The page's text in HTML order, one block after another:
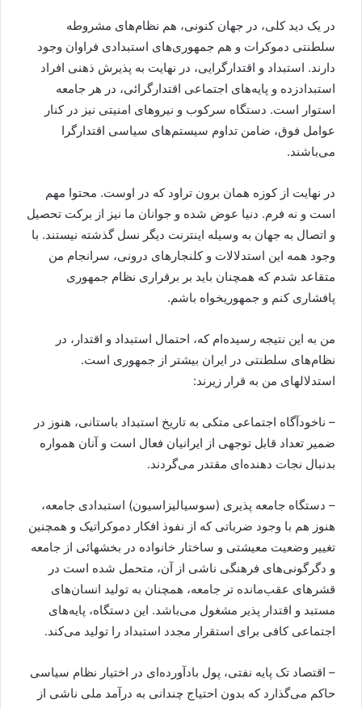
در یک دید کلی، در جهان کنونی، هم نظام‌های مشروطه
سلطنتی دموکرات و هم جمهوری‌های استبدادی فراوان وجود
دارند. استبداد و اقتدارگرایی، در نهایت به پذیرش ذهنی افراد
استبدادزده و پایه‌های اجتماعی اقتدارگرائی، در هر جامعه
استوار است. دستگاه سرکوب و نیروهای امنیتی نیز در کنار
عوامل فوق، ضامن تداوم سیستم‌های سیاسی اقتدارگرا
می‌باشند.
در نهایت از کوزه همان برون تراود که در اوست. محتوا مهم
است و نه فرم. دنیا عوض شده و جوانان ما نیز از برکت تحصیل
و اتصال به جهان به وسیله اینترنت دیگر نسل گذشته نیستند. با
وجود همه این استدلالات و کلنجارهای درونی، سرانجام من
متقاعد شدم که همچنان باید بر برقراری نظام جمهوری
پافشاری کنم و جمهوریخواه باشم.
من به این نتیجه رسیده‌ام که، احتمال استبداد و اقتدار، در
نظام‌های سلطنتی در ایران بیشتر از جمهوری است.
استدلالهای من به قرار زیرند:
– ناخودآگاه اجتماعی متکی به تاریخ استبداد باستانی، هنوز در
ضمیر تعداد قابل توجهی از ایرانیان فعال است و آنان همواره
بدنبال نجات دهنده‌ای مقتدر می‌گردند.
– دستگاه جامعه پذیری (سوسیالیزاسیون) استبدادی جامعه،
هنوز هم با وجود ضرباتی که از نفوذ افکار دموکراتیک و همچنین
تغییر وضعیت معیشتی و ساختار خانواده در بخشهائی از جامعه
و دگرگونی‌های فرهنگی ناشی از آن، متحمل شده است در
قشرهای عقب‌مانده تر جامعه، همچنان به تولید انسان‌های
مستبد و اقتدار پذیر مشغول می‌باشد. این دستگاه، پایه‌های
اجتماعی کافی برای استقرار مجدد استبداد را تولید می‌کند.
– اقتصاد تک پایه نفتی، پول بادآورده‌ای در اختیار نظام سیاسی
حاکم می‌گذارد که بدون احتیاج چندانی به درآمد ملی ناشی از